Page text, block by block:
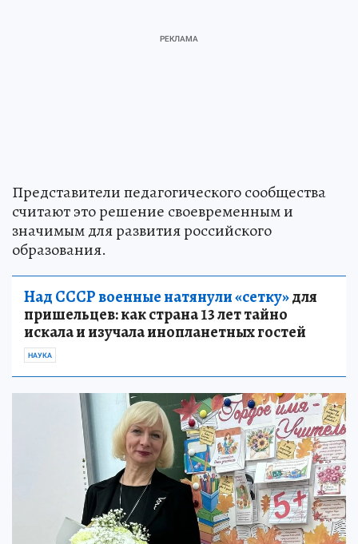
Представители педагогического сообщества
считают это решение своевременным и
значимым для развития российского
образования.
Над СССР военные натянули «сетку»для
пришельцев: как страна 13 лет тайно
искала и изучала инопланетных гостей
НАУКА